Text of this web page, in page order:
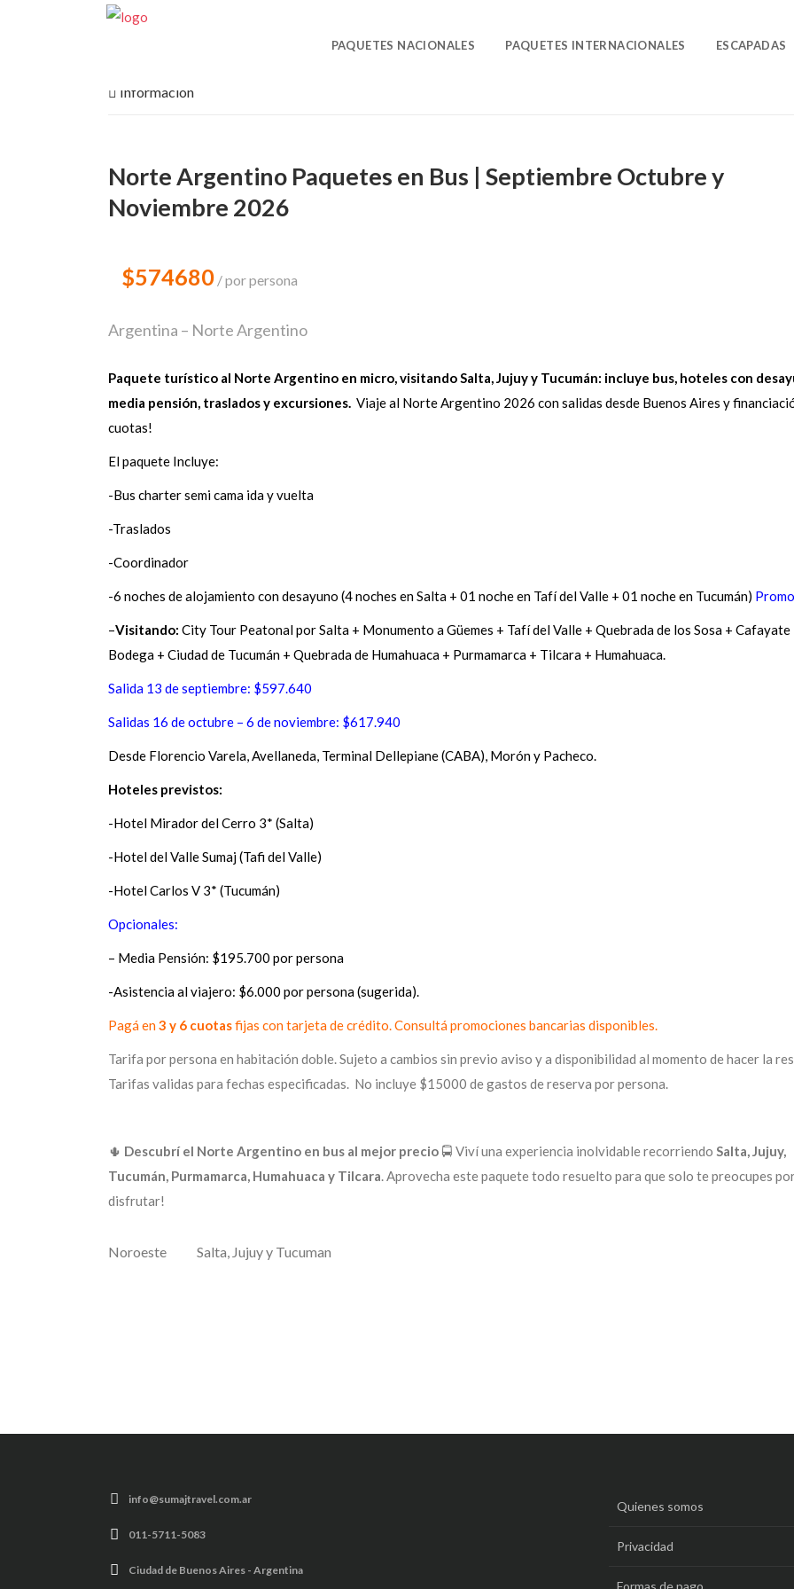
PAQUETES NACIONALES PAQUETES INTERNACIONALES ESCAPADAS
Informacion
Norte Argentino Paquetes en Bus | Septiembre Octubre y
Noviembre 2026
$574680 por persona
Argentina – Norte Argentino
Paquete turístico al Norte Argentino en micro, visitando Salta, Jujuy y Tucumán: incluye bus, hoteles con
media pensión, traslados y excursiones. Viaje al Norte Argentino 2026 con salidas desde Buenos Aires y
cuotas!
El paquete Incluye:
-Bus charter semi cama ida y vuelta
-Traslados
-Coordinador
-6 noches de alojamiento con desayuno (4 noches en Salta + 01 noche en Tafí del Valle + 01 noche en Tucumán)
–Visitando: City Tour Peatonal por Salta + Monumento a Güemes + Tafí del Valle + Quebrada de los Sosa + Cafayate
Bodega + Ciudad de Tucumán + Quebrada de Humahuaca + Purmamarca + Tilcara + Humahuaca.
Salida 13 de septiembre: $597.640
Salidas 16 de octubre – 6 de noviembre: $617.940
Desde Florencio Varela, Avellaneda, Terminal Dellepiane (CABA), Morón y Pacheco.
Hoteles previstos:
-Hotel Mirador del Cerro 3* (Salta)
-Hotel del Valle Sumaj (Tafi del Valle)
-Hotel Carlos V 3* (Tucumán)
Opcionales:
– Media Pensión: $195.700 por persona
-Asistencia al viajero: $6.000 por persona (sugerida).
Pagá en3 y 6 cuotasfijas con tarjeta de crédito. Consultá promociones bancarias disponibles.
Tarifa por persona en habitación doble. Sujeto a cambios sin previo aviso y a disponibilidad al momento de hacer la
Tarifas validas para fechas especificadas. No incluye $15000 de gastos de reserva por persona.
🌵 Descubrí el Norte Argentino en bus al mejor precio 🚍 Viví una experiencia inolvidable recorriendo Salta, Jujuy,
Tucumán, Purmamarca, Humahuaca y Tilcara. Aprovecha este paquete todo resuelto para que solo te preocupes
disfrutar!
Noroeste Salta, Jujuy y Tucuman
info@sumajtravel.com.ar
011-5711-5083
Ciudad de Buenos Aires - Argentina
Quienes somos
Privacidad
Formas de pago